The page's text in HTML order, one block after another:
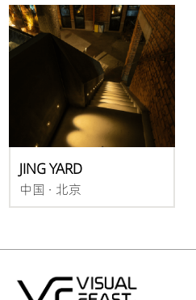
JING YARD
中国 · 北京